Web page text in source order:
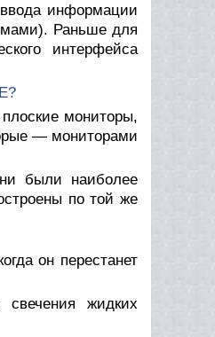
информации
Раньше для
интерфейса
мониторы,
— мониторами
были наиболее
по той же
он перестанет
жидких